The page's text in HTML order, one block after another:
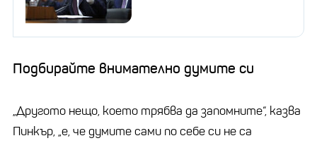
Подбирайте внимателно думите си
„Другото нещо, което трябва да запомните“, казва
Пинкър, „е, че думите сами по себе си не са